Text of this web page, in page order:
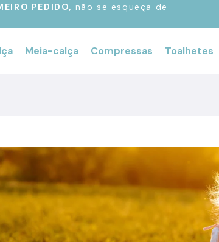
PEDIDO, não se esqueça de
Meia-calça Compressas Toalhetes
BambuAlmofadas